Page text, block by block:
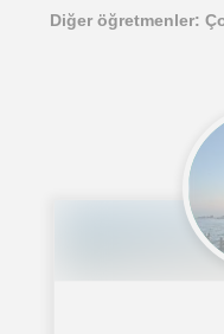
Diğer öğretmenler: